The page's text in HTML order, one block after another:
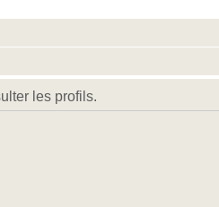
les profils.